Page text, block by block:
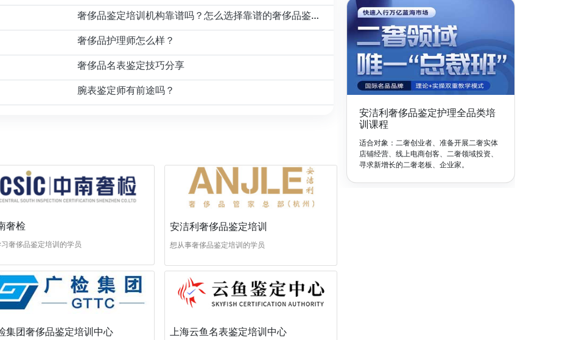
奢侈品鉴定培训机构靠谱吗？怎么选择靠谱的奢侈品鉴定培训机构
奢侈品护理师怎么样？
奢侈品名表鉴定技巧分享
腕表鉴定师有前途吗？
奢检
奢侈品鉴定培训的学员
安洁利奢侈品鉴定培训
想从事奢侈品鉴定培训的学员
集团奢侈品鉴定培训中心 上海云鱼名表鉴定培训中心
安洁利奢侈品鉴定护理全品类培
训课程
适合对象：二奢创业者、准备开展二奢实体
店铺经营、线上电商创客、二奢领域投资、
寻求新增长的二奢老板、企业家。